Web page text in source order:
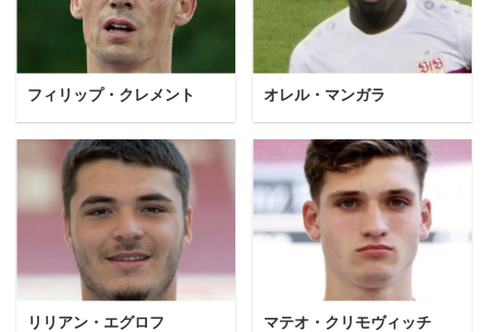
フィリップ・クレメント オレル・マンガラ
リリアン・エグロフ マテオ・クリモヴィッチ